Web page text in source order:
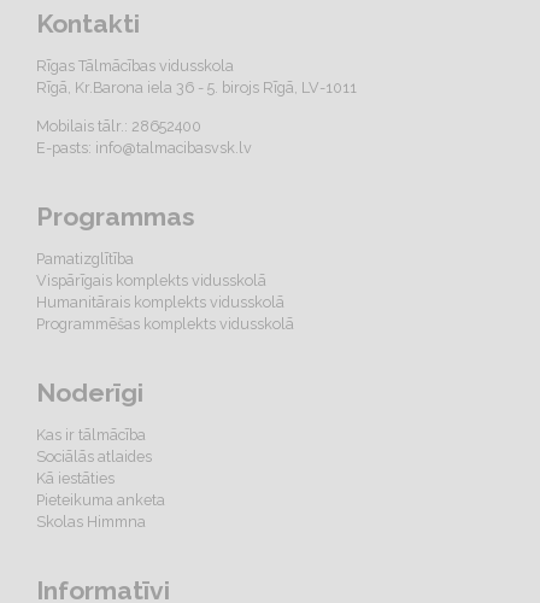
Kontakti
Rīgas Tālmācības vidusskola
Rīgā, Kr.Barona iela 36 - 5. birojs Rīgā, LV-1011
Mobilais tālr.: 28652400
E-pasts: info@talmacibasvsk.lv
Programmas
Pamatizglītība
Vispārīgais komplekts vidusskolā
Humanitārais komplekts vidusskolā
Programmēšas komplekts vidusskolā
Noderīgi
Kas ir tālmācība
Sociālās atlaides
Kā iestāties
Pieteikuma anketa
Skolas Himmna
Informatīvi